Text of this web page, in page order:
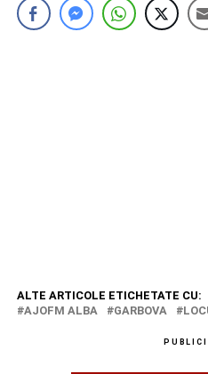
ALTE ARTICOLE ETICHETATE CU:
AJOFM ALBA
GARBOVA